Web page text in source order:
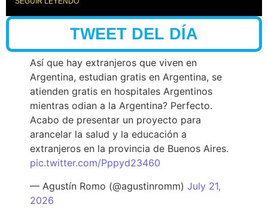
TWEET DEL DÍA
Así que hay extranjeros que viven en
Argentina, estudian gratis en Argentina, se
atienden gratis en hospitales Argentinos
mientras odian a la Argentina? Perfecto.
Acabo de presentar un proyecto para
arancelar la salud y la educación a
extranjeros en la provincia de Buenos Aires.
pic.twitter.com/Pppyd23460
— Agustín Romo (@agustinromm) July 21,
2026